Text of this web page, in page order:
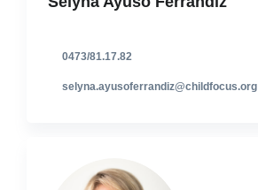
0473/81.17.82
selyna.ayusoferrandiz@childfocus.org